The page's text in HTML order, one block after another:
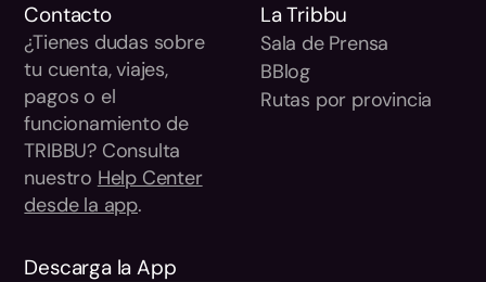
La Tribbu
Sala de Prensa
BBlog
Rutas por provincia
Descarga la App
Contacto
¿Tienes dudas sobre
tu cuenta, viajes,
pagos o el
funcionamiento de
TRIBBU? Consulta
nuestro Help Center
desde la app.